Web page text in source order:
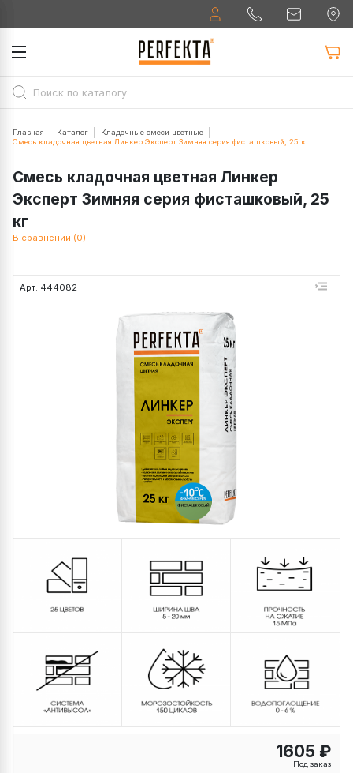
Главная Каталог
Кладочные смеси цветные
Смесь кладочная цветная Линкер Эксперт Зимняя серия фисташковый, 25 кг
Смесь кладочная цветная Линкер
Эксперт Зимняя серия фисташковый, 25
кг
В сравнении (0)
Арт. 444082
1605 ₽
Под заказ